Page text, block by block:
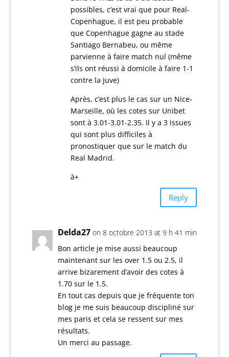
possibles, c’est vrai que pour Real-
Copenhague, il est peu probable
que Copenhague gagne au stade
Santiago Bernabeu, ou même
parvienne à faire match nul (même
s’ils ont réussi à domicile à faire 1-1
contre la Juve)
Après, c’est plus le cas sur un Nice-
Marseille, où les cotes sur Unibet
sont à 3.01-3.01-2.35. Il y a 3 issues
qui sont plus difficiles à
pronostiquer que sur le match du
Real Madrid.
à+
Reply
Delda27 on 8 octobre 2013 at 9 h 41 min
Bon article je mise aussi beaucoup
maintenant sur les over 1.5 ou 2.5, il
arrive bizarement d’avoir des cotes à
1.70 sur le 1.5.
En tout cas depuis que je fréquente ton
blog je me suis beaucoup discipliné sur
mes paris et cela se ressent sur mes
résultats.
Un merci au passage.